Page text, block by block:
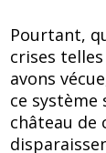
Pourtant,
crises
avons
ce système
château de